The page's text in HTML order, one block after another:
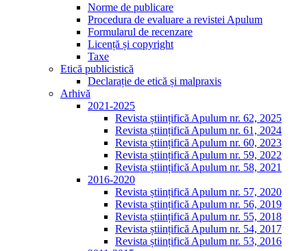
Norme de publicare
Procedura de evaluare a revistei Apulum
Formularul de recenzare
Licență și copyright
Taxe
Etică publicistică
Declarație de etică și malpraxis
Arhivă
2021-2025
Revista științifică Apulum nr. 62, 2025
Revista științifică Apulum nr. 61, 2024
Revista științifică Apulum nr. 60, 2023
Revista științifică Apulum nr. 59, 2022
Revista științifică Apulum nr. 58, 2021
2016-2020
Revista științifică Apulum nr. 57, 2020
Revista științifică Apulum nr. 56, 2019
Revista științifică Apulum nr. 55, 2018
Revista științifică Apulum nr. 54, 2017
Revista științifică Apulum nr. 53, 2016